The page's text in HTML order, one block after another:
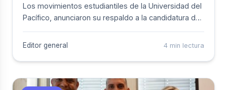
Los movimientos estudiantiles de la Universidad del
Pacífico, anunciaron su respaldo a la candidatura de
institución, destacando su experiencia administrativa
institución. Los representantes estudiantiles
señalaron que su apoyo responde a la necesidad de
consolidar un liderazgo que garantice estabilidad,
Editor general 4 min lectura